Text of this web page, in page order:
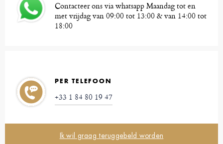
Contacteer ons via whatsapp Maandag tot en
met vrijdag van 09:00 tot 13:00 & van 14:00 tot
18:00
PER TELEFOON
+33 1 84 80 19 47
Ik wil graag teruggebeld worden